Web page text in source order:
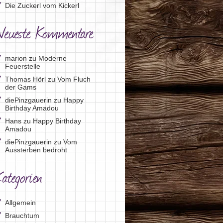
Die Zuckerl vom Kickerl
Kommentare
marion zu Moderne
Feuerstelle
Thomas Hörl zu Vom Fluch
der Gams
diePinzgauerin zu Happy
Birthday Amadou
HanszuHappy Birthday
Amadou
diePinzgauerinzuVom
Aussterben bedroht
Allgemein
Brauchtum